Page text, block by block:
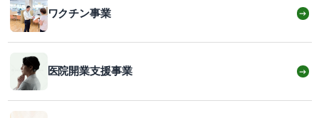
ワクチン事業 →
医院開業支援事業 →